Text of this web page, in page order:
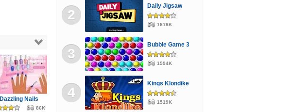
Dazzling Nails
86K
Szerelmes Ügyességi Lányos
Pókemberes Majmos Buszos
2
Daily Jigsaw
1618K
3
Bubble Game 3
1594K
4
Kings Klondike
1519K